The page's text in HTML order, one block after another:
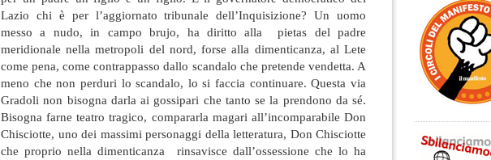
Lazio chi è per l’aggiornato tribunale dell’Inquisizione? Un uomo
messo a nudo, in campo brujo, ha diritto alla pietas del padre
meridionale nella metropoli del nord, forse alla dimenticanza, al Lete
come pena, come contrappasso dallo scandalo che pretende vendetta. A
meno che non perduri lo scandalo, lo si faccia continuare. Questa via
Gradoli non bisogna darla ai gossipari che tanto se la prendono da sé.
Bisogna farne teatro tragico, compararla magari all’incomparabile Don
Chisciotte, uno dei massimi personaggi della letteratura, Don Chisciotte
che proprio nella dimenticanza rinsavisce dall’ossessione che lo ha